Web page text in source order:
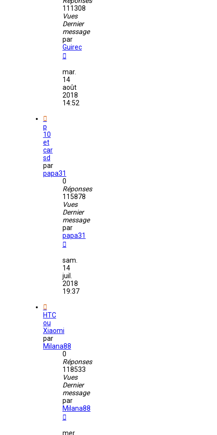
111308
Vues
Dernier
message
par
Guirec
mar.
14
août
2018
14:52
p
10
et
car
sd
par
papa31
0
Réponses
115878
Vues
Dernier
message
par
papa31
sam.
14
juil.
2018
19:37
HTC
ou
Xiaomi
par
Milana88
0
Réponses
118533
Vues
Dernier
message
par
Milana88
mer.